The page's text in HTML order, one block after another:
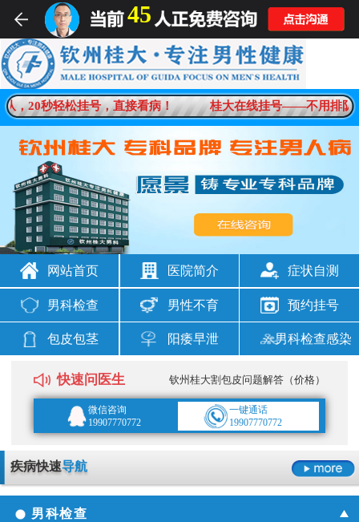
，20秒轻松挂号，直接看病！ 桂大在线挂号——不用排队
网站首页 医院简介 症状自测
男科检查 男性不育 预约挂号
包皮包茎 阳痿早泄 男科检查感染
快速问医生 钦州桂大割包皮问题解答（价格）
微信咨询
19907770772
一键通话
19907770772
疾病快速导航
男科检查
45
男科疾病一对一在线解答
想咨询男科问题